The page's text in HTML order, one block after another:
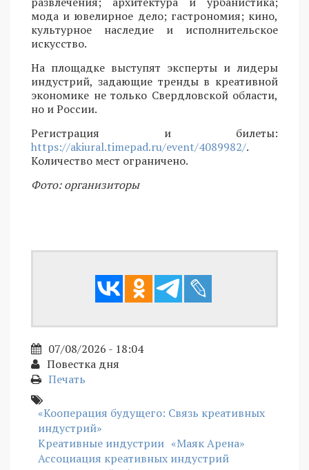
мода и ювелирное дело; гастрономия; кино,
культурное наследие и исполнительское
искусство.
На площадке выступят эксперты и лидеры
индустрий, задающие тренды в креативной
экономике не только Свердловской области,
но и России.
Регистрация и билеты:
https://akiural.timepad.ru/event/4089982/.
Количество мест ограничено.
Фото: организиторы
07/08/2026 - 18:04
Повестка дня
Печать
«Кооперация будущего: Связь креативных
индустрий»
Креативные индустрии «Маяк Арена»
Ассоциация креативных индустрий